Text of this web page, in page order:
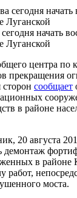
начать
Луганской
центра по
прекращения
сообщает
в районе
20 августа
демонтаж
в
работ,
моста.